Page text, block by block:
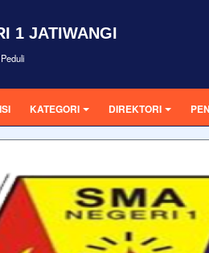
1 JATIWANGI
KATEGORI DIREKTORI